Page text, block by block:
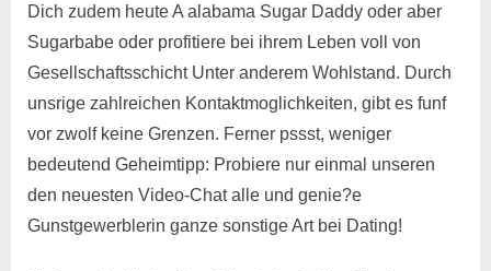
Dich zudem heute A alabama Sugar Daddy oder aber
Sugarbabe oder profitiere bei ihrem Leben voll von
Gesellschaftsschicht Unter anderem Wohlstand. Durch
unsrige zahlreichen Kontaktmoglichkeiten, gibt es funf
vor zwolf keine Grenzen. Ferner pssst, weniger
bedeutend Geheimtipp: Probiere nur einmal unseren
den neuesten Video-Chat alle und genie?e
Gunstgewerblerin ganze sonstige Art bei Dating!